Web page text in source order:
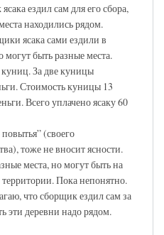
ездил сам для его сбора,
находились рядом.
ясака сами ездили в
могут быть разные места.
За две куницы
Стоимость куницы 13
Всего уплачено ясаку 60
(своего
тоже не вносит ясности.
места, но могут быть на
Пока непонятно.
что сборщик ездил сам за
эти деревни надо рядом.